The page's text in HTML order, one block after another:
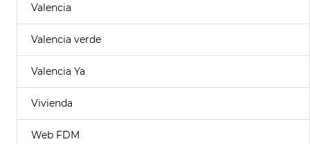
Valencia
Valencia verde
Valencia Ya
Vivienda
Web FDM